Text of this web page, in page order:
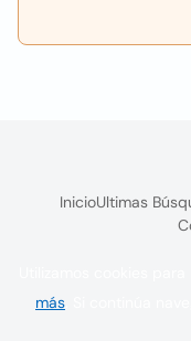
InicioUltimas
más . Si continúa